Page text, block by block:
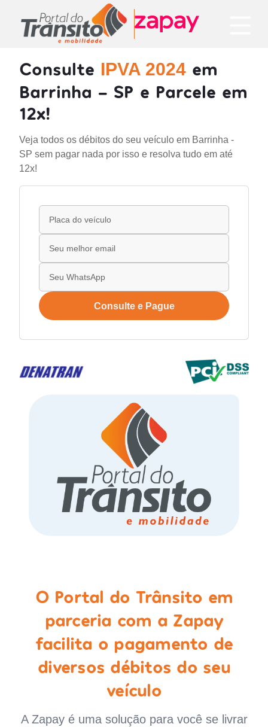
Consulte IPVA 2024 em
Barrinha - SP e Parcele em
12x!
Veja todos os débitos do seu veículo em Barrinha -
SP sem pagar nada por isso e resolva tudo em até
12x!
Consulte e Pague
O Portal do Trânsito em
parceria com a Zapay
facilita o pagamento de
diversos débitos do seu
veículo
A Zapay é uma solução para você se livrar